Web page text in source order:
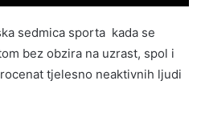
sedmica sporta kada se
bez obzira na uzrast, spol i
tjelesno neaktivnih ljudi